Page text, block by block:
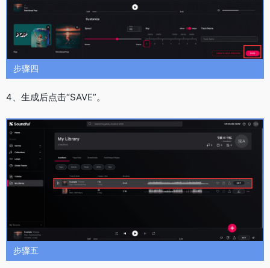
步骤四
4、生成后点击“SAVE”。
步骤五